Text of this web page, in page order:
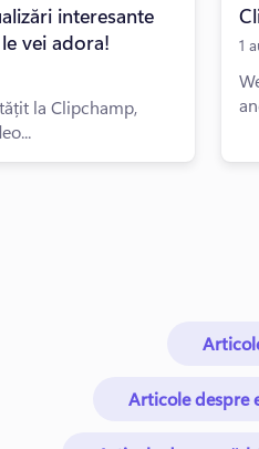
interesante
vei adora!
la Clipchamp,
1
Articole despre